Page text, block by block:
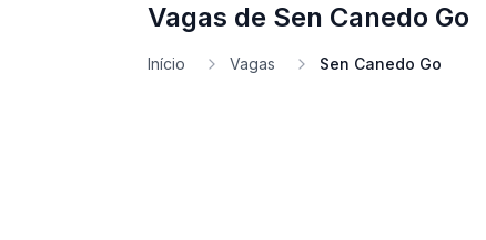
Vagas de Sen Canedo Go
Início Vagas Sen Canedo Go